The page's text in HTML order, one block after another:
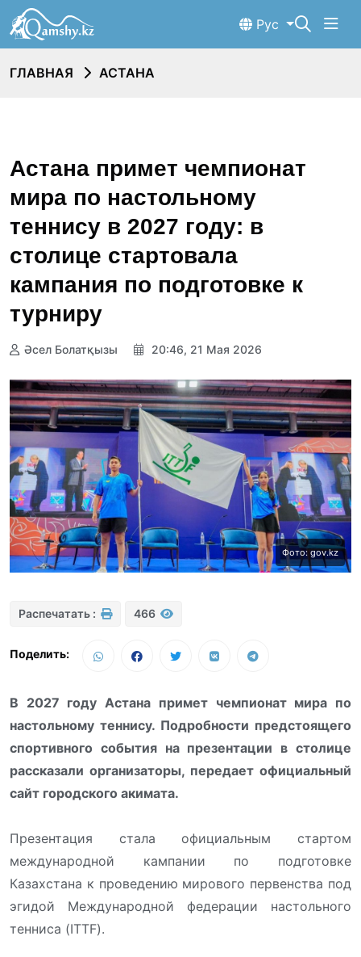
Рус
ГЛАВНАЯ АСТАНА
Астана примет чемпионат
мира по настольному
теннису в 2027 году: в
столице стартовала
кампания по подготовке к
турниру
Әсел Болатқызы 20:46, 21 Мая 2026
Фото: gov.kz
Распечатать : 466
Поделить:
В 2027 году Астана примет чемпионат мира по
настольному теннису. Подробности предстоящего
спортивного события на презентации в столице
рассказали организаторы, передает официальный
сайт городского акимата.
Презентация стала официальным стартом
международной кампании по подготовке
Казахстана к проведению мирового первенства под
эгидой Международной федерации настольного
тенниса (ITTF).